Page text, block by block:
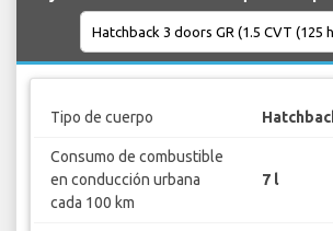
Tipo de cuerpo
Consumo de combustible
en conducción urbana
cada 100 km
7 l